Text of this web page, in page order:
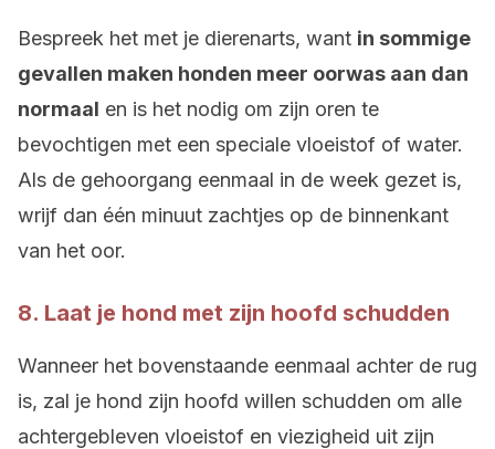
Bespreek het met je dierenarts, want in sommige
gevallen maken honden meer oorwas aan dan
normaal en is het nodig om zijn oren te
bevochtigen met een speciale vloeistof of water.
Als de gehoorgang eenmaal in de week gezet is,
wrijf dan één minuut zachtjes op de binnenkant
van het oor.
8. Laat je hond met zijn hoofd schudden
Wanneer het bovenstaande eenmaal achter de rug
is, zal je hond zijn hoofd willen schudden om alle
achtergebleven vloeistof en viezigheid uit zijn